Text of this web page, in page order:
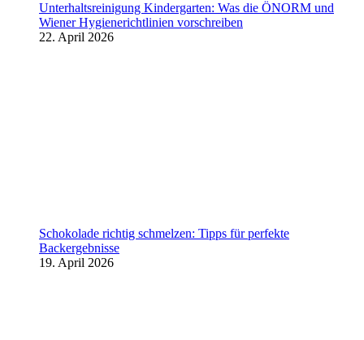
Unterhaltsreinigung Kindergarten: Was die ÖNORM und
Wiener Hygienerichtlinien vorschreiben
22. April 2026
Schokolade richtig schmelzen: Tipps für perfekte
Backergebnisse
19. April 2026